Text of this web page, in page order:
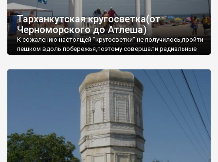
Тарханкутская кругосветка(от
Черноморского до Атлеша)
К сожалению настоящей "кругосветки" не получилось,пройти
пешком вдоль побережья,поэтому совершали радиальные